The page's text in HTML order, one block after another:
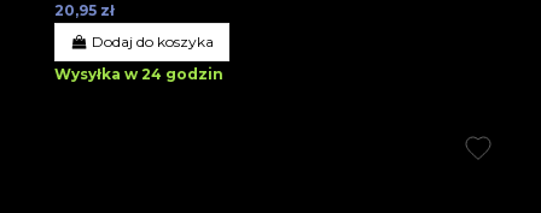
20,95 zł
Dodaj do koszyka
Wysyłka w 24 godzin